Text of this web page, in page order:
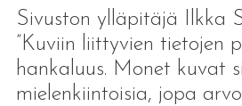
Sivuston ylläpitäjä Ilkka
”Kuviin liittyvien tietojen
hankaluus. Monet kuvat
mielenkiintoisia, jopa